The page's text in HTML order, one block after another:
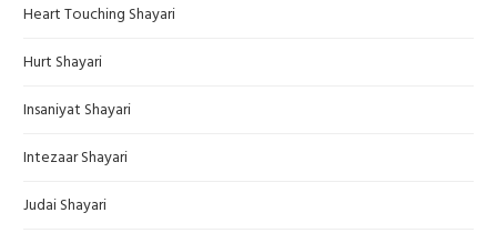
Heart Touching Shayari
Hurt Shayari
Insaniyat Shayari
Intezaar Shayari
Judai Shayari